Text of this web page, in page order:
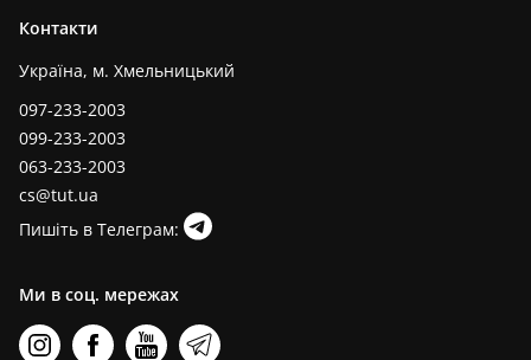
Контакти
Україна, м. Хмельницький
097-233-2003
099-233-2003
063-233-2003
cs@tut.ua
Пишіть в Телеграм:
Ми в соц. мережах